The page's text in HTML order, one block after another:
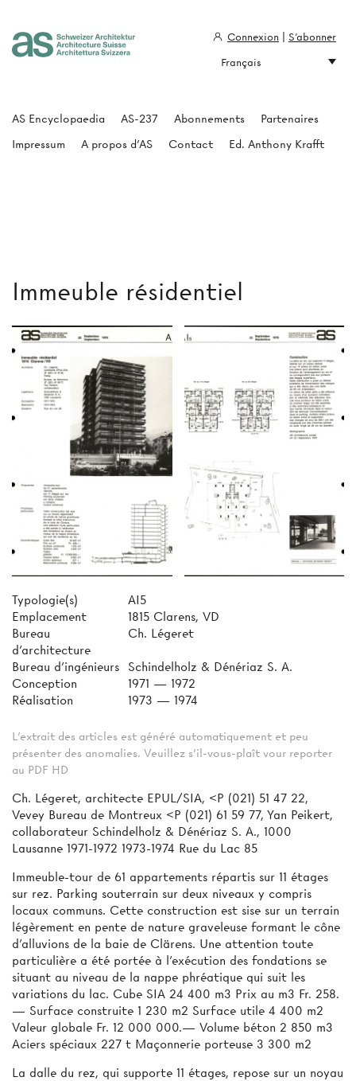
Immeuble résidentiel
Typologie(s)
AI5
Emplacement
1815 Clarens, VD
Bureau
d'architecture
Ch. Légeret
Bureau d'ingénieurs
Schindelholz & Dénériaz S. A.
Conception
1971 — 1972
Réalisation
1973 — 1974
L'extrait des articles est généré automatiquement et peu
présenter des anomalies. Veuillez s'il-vous-plaît vour reporter
au PDF HD
Ch. Légeret, architecte EPUL/SIA, <P (021) 51 47 22,
Vevey Bureau de Montreux <P (021) 61 59 77, Yan Peikert,
collaborateur Schindelholz & Dénériaz S. A., 1000
Lausanne 1971-1972 1973-1974 Rue du Lac 85
Immeuble-tour de 61 appartements répartis sur 11 étages
sur rez. Parking souterrain sur deux niveaux y compris
locaux communs. Cette construction est sise sur un terrain
légèrement en pente de nature graveleuse formant le cône
d’alluvions de la baie de Clärens. Une attention toute
particulière a été portée à l’exécution des fondations se
situant au niveau de la nappe phréatique qui suit les
variations du lac. Cube SIA 24 400 m3 Prix au m3 Fr. 258.
— Surface construite 1 230 m2 Surface utile 4 400 m2
Valeur globale Fr. 12 000 000.— Volume béton 2 850 m3
Aciers spéciaux 227 t Maçonnerie porteuse 3 300 m2
La dalle du rez, qui supporte 11 étages, repose sur un noyau
AS Encyclopaedia AS-237 Abonnements
Partenaires
Impressum
A propos d'AS Contact Ed. Anthony Krafft
Connexion
S'abonner
Français